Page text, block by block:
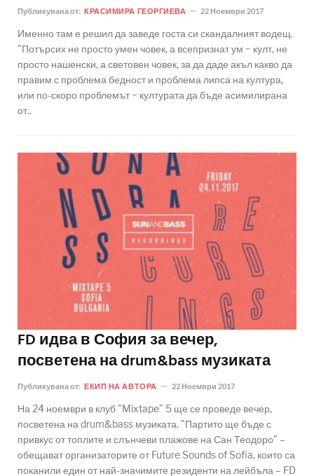
Публикувана от: КРАСИМИРА ГЕОРГИЕВА 22 Ноември 2017
Именно там е решил да заведе госта си скандалният водещ.
"Потърсих не просто умен човек, а всепризнат ум − култ, не
просто нашенски, а световен човек, за да даде акъл какво да
правим с проблема бедност и проблема липса на култура,
или по-скоро проблемът − културата да бъде асимилирана
от..
FD идва в София за вечер,
посветена на drum&bass музиката
Публикувана от: ЕКИП НА АВТОРА 22 Ноември 2017
На 24 ноември в клуб "Mixtape" 5 ще се проведе вечер,
посветена на drum&bass музиката. "Партито ще бъде с
привкус от топлите и слънчеви плажове на Сан Теодоро" –
обещават организаторите от Future Sounds of Sofia, които са
поканили един от най-значимите резиденти на лейбъла – FD